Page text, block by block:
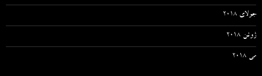
جولای 2018
ژوئن 2018
می 2018